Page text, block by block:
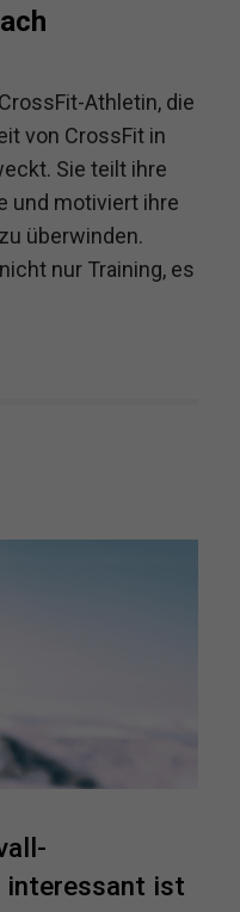
Athletin, die
von CrossFit in
Sie teilt ihre
und motiviert ihre
überwinden.
nur Training, es
interessant ist